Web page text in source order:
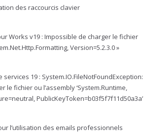
des raccourcis clavier
Works v19 : Impossible de charger le fichier
Version=5.2.3.0 »
19 : System.IO.FileNotFoundException:
le fichier ou l’assembly ‘System.Runtime,
PublicKeyToken=b03f5f7f11d50a3a’
l’utilisation des emails professionnels